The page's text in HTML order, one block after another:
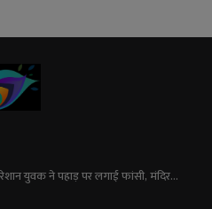
युवक ने पहाड़ पर लगाई फांसी, मंदिर...